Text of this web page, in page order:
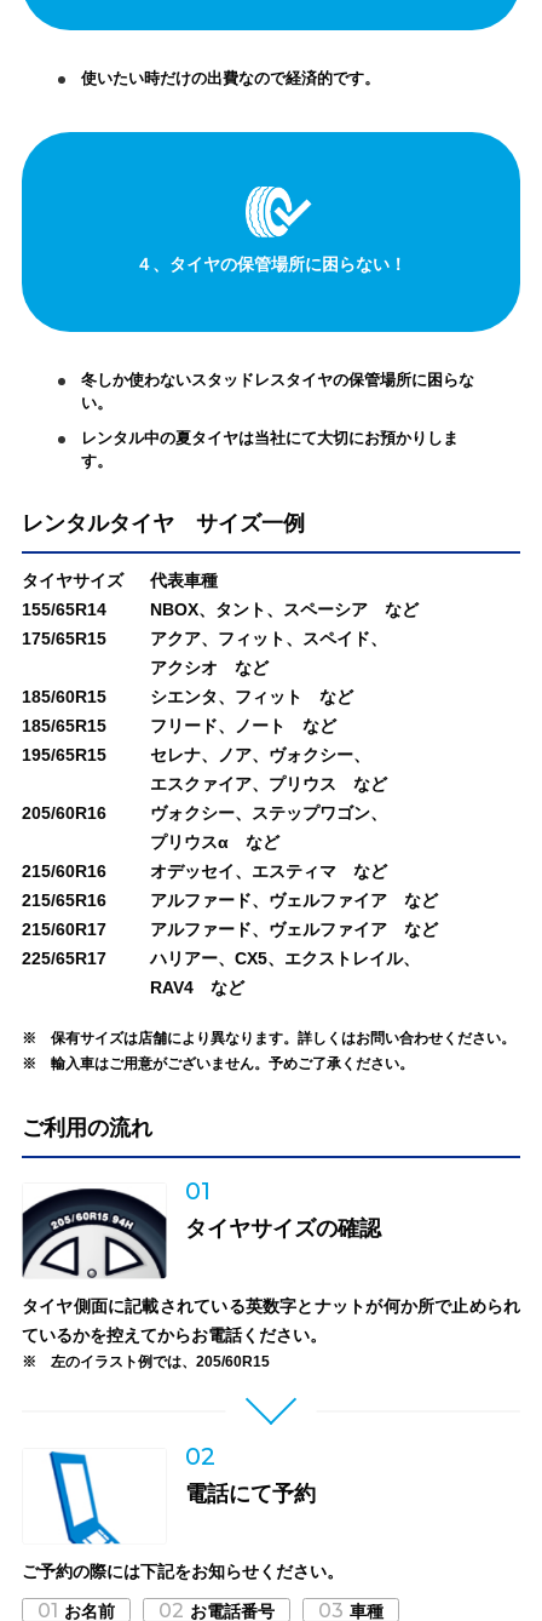
使いたい時だけの出費なので経済的です。
４、タイヤの保管場所に困らない！
冬しか使わないスタッドレスタイヤの保管場所に困らな
い。
レンタル中の夏タイヤは当社にて大切にお預かりしま
す。
レンタルタイヤ サイズ一例
タイヤサイズ
代表車種
155/65R14
NBOX、タント、スペーシア など
175/65R15
アクア、フィット、スペイド、
アクシオ など
185/60R15
シエンタ、フィット など
185/65R15
フリード、ノート など
195/65R15
セレナ、ノア、ヴォクシー、
エスクァイア、プリウス など
205/60R16
ヴォクシー、ステップワゴン、
プリウスα など
215/60R16
オデッセイ、エスティマ など
215/65R16
アルファード、ヴェルファイア など
215/60R17
アルファード、ヴェルファイア など
225/65R17
ハリアー、CX5、エクストレイル、
RAV4 など
保有サイズは店舗により異なります。詳しくはお問い合わせください。
輸入車はご用意がございません。予めご了承ください。
ご利用の流れ
01
タイヤサイズの確認
タイヤ側面に記載されている英数字とナットが何か所で止められ
ているかを控えてからお電話ください。
左のイラスト例では、205/60R15
02
電話にて予約
ご予約の際には下記をお知らせください。
01 お名前 02 お電話番号 03 車種